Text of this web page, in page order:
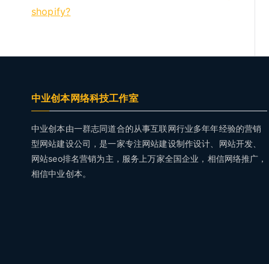
shopify?
中业创本网络科技工作室
中业创本由一群志同道合的从事互联网行业多年年经验的营销
型网站建设公司，是一家专注网站建设制作设计、网站开发、
网站seo排名营销为主，服务上万家全国企业，相信网络推广，
相信中业创本。